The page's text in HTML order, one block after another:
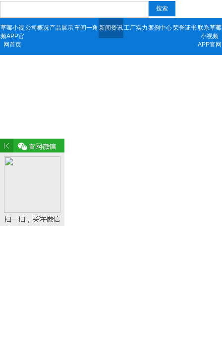
搜索
草莓小视
频APP官
网首页
公司概况产品展示车间一角 新闻资讯工厂实力案例中心荣誉证书联系草莓
小视频
APP官网